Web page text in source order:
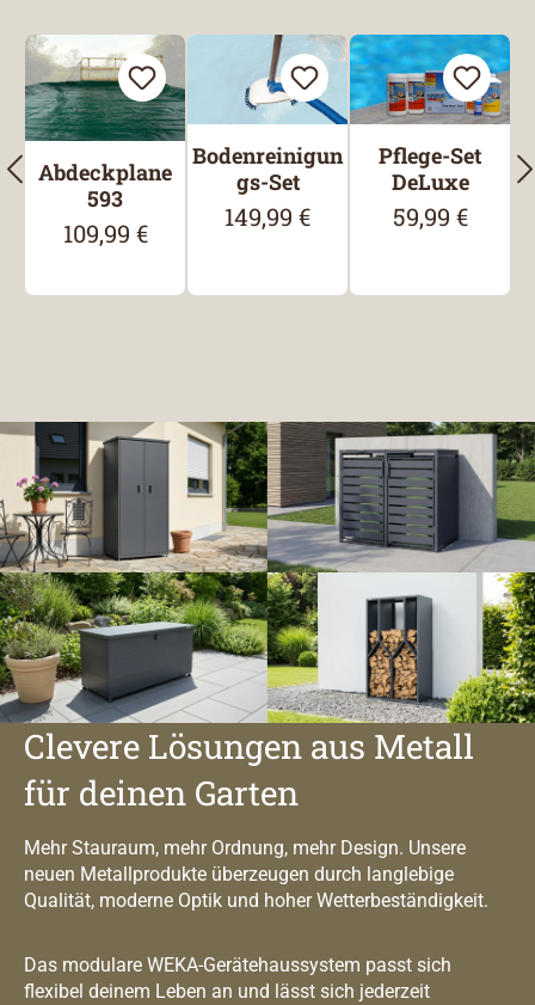
Abdeckplane
593
Regulärer Preis:
109,99 €
Bodenreinigun
gs-Set
Regulärer Preis:
149,99 €
Pflege-Set
DeLuxe
Regulärer
59,99 €
Clevere Lösungen aus Metall
für deinen Garten
Mehr Stauraum, mehr Ordnung, mehr Design. Unsere
neuen Metallprodukte überzeugen durch langlebige
Qualität, moderne Optik und hoher Wetterbeständigkeit.
Das modulare WEKA-Gerätehaussystem passt sich
flexibel deinem Leben an und lässt sich jederzeit